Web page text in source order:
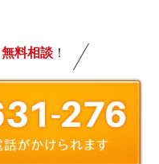
無料相談！